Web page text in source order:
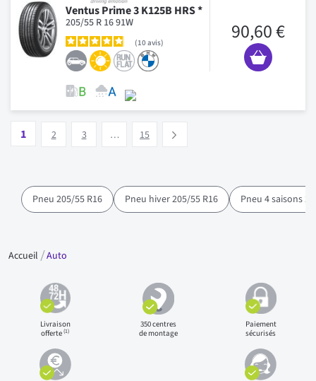
Ventus Prime 3 K125B HRS *
205/55 R 16 91W
10avis 90,60 €
Vous lisez actuellement la page
1 2 3 … 15
Pneu 205/55 R16 Pneu hiver 205/55 R16 Pneu 4 saisons
Accueil Auto
Livraison
offerte(1)
350 centres
de montage
Paiement
sécurisés